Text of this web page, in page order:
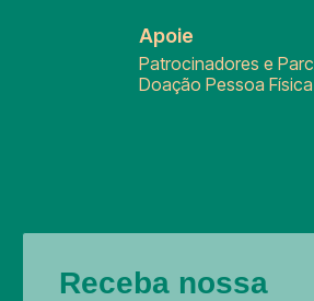
Apoie
Patrocinadores e
Doação Pessoa Física